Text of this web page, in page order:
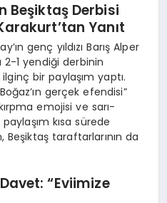
Beşiktaş Derbisi
Yanıt
genç yıldızı Barış Alper
2-1 yendiği derbinin
bir paylaşım yaptı.
gerçek efendisi”
emojisi ve sarı-
paylaşım kısa sürede
taraftarlarının da
“Eviimize